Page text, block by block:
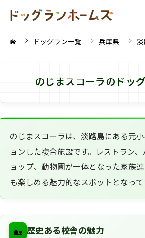
ドッグラン一覧 兵庫県
のじまスコーラのドッ
のじまスコーラは、淡路島にある元
ョンした複合施設です。レストラン
ョップ、動物園が一体となった家族
も楽しめる魅力的なスポットとなって
🏡 歴史ある校舎の魅力